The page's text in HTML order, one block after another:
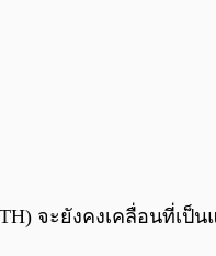
จะยังคงเคลื่อนที่เป็